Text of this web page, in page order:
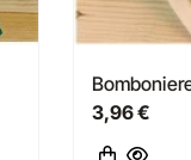
3,96 €